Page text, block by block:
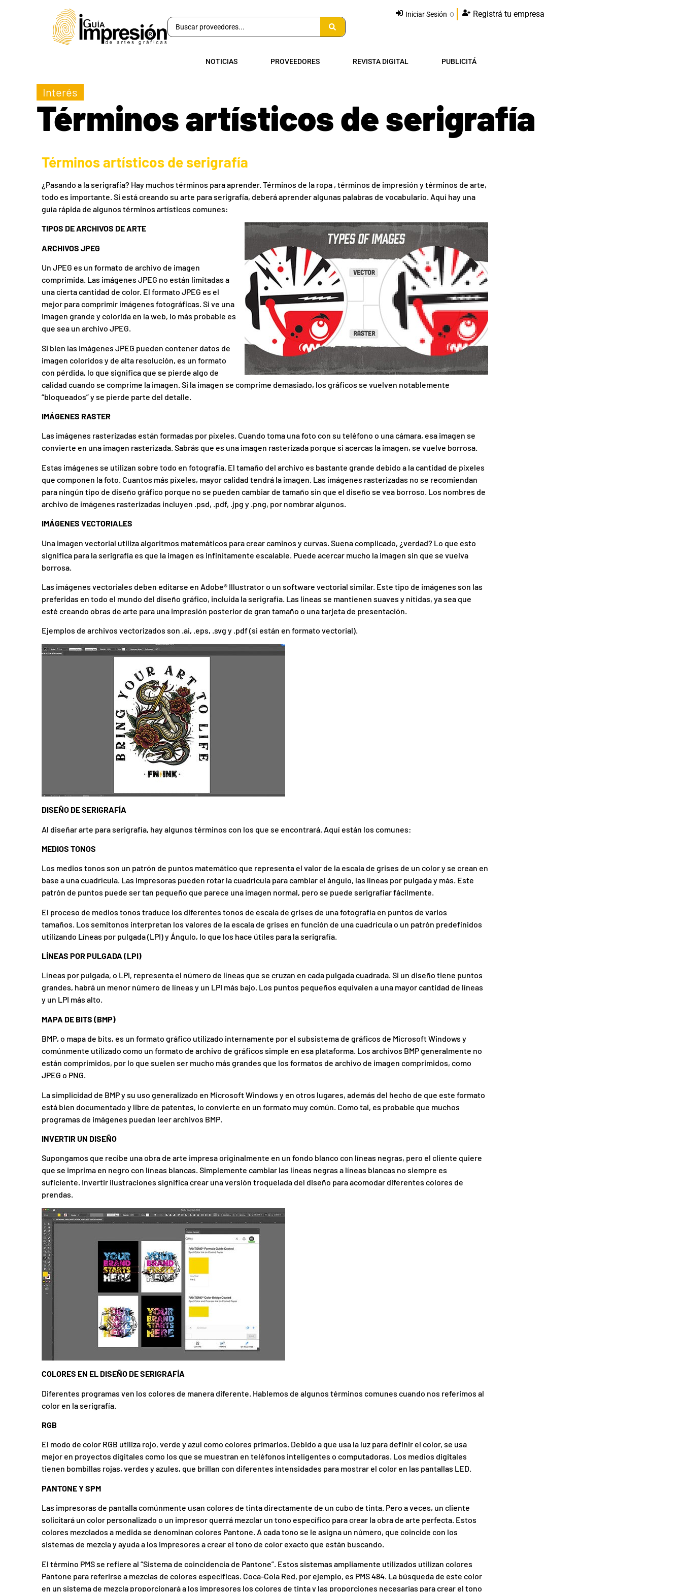
Iniciar Sesión o Registrá tu empresa
NOTICIAS PROVEEDORES REVISTA DIGITAL PUBLICITÁ
Interés
Términos artísticos de serigrafía
Términos artísticos de serigrafía
¿Pasando a la serigrafía? Hay muchos términos para aprender. Términos de la ropa , términos de impresión y términos de arte,
todo es importante. Si está creando su arte para serigrafía, deberá aprender algunas palabras de vocabulario. Aquí hay una
guía rápida de algunos términos artísticos comunes:
TIPOS DE ARCHIVOS DE ARTE
ARCHIVOS JPEG
Un JPEG es un formato de archivo de imagen
comprimida. Las imágenes JPEG no están limitadas a
una cierta cantidad de color. El formato JPEG es el
mejor para comprimir imágenes fotográficas. Si ve una
imagen grande y colorida en la web, lo más probable es
que sea un archivo JPEG.
Si bien las imágenes JPEG pueden contener datos de
imagen coloridos y de alta resolución, es un formato
con pérdida, lo que significa que se pierde algo de
calidad cuando se comprime la imagen. Si la imagen se comprime demasiado, los gráficos se vuelven notablemente
“bloqueados” y se pierde parte del detalle.
IMÁGENES RASTER
Las imágenes rasterizadas están formadas por píxeles. Cuando toma una foto con su teléfono o una cámara, esa imagen se
convierte en una imagen rasterizada. Sabrás que es una imagen rasterizada porque si acercas la imagen, se vuelve borrosa.
Estas imágenes se utilizan sobre todo en fotografía. El tamaño del archivo es bastante grande debido a la cantidad de píxeles
que componen la foto. Cuantos más píxeles, mayor calidad tendrá la imagen. Las imágenes rasterizadas no se recomiendan
para ningún tipo de diseño gráfico porque no se pueden cambiar de tamaño sin que el diseño se vea borroso. Los nombres de
archivo de imágenes rasterizadas incluyen .psd, .pdf, .jpg y .png, por nombrar algunos.
IMÁGENES VECTORIALES
Una imagen vectorial utiliza algoritmos matemáticos para crear caminos y curvas. Suena complicado, ¿verdad? Lo que esto
significa para la serigrafía es que la imagen es infinitamente escalable. Puede acercar mucho la imagen sin que se vuelva
borrosa.
Las imágenes vectoriales deben editarse en Adobe® Illustrator o un software vectorial similar. Este tipo de imágenes son las
preferidas en todo el mundo del diseño gráfico, incluida la serigrafía. Las líneas se mantienen suaves y nítidas, ya sea que
esté creando obras de arte para una impresión posterior de gran tamaño o una tarjeta de presentación.
Ejemplos de archivos vectorizados son .ai, .eps, .svg y .pdf (si están en formato vectorial).
DISEÑO DE SERIGRAFÍA
Al diseñar arte para serigrafía, hay algunos términos con los que se encontrará. Aquí están los comunes:
MEDIOS TONOS
Los medios tonos son un patrón de puntos matemático que representa el valor de la escala de grises de un color y se crean en
base a una cuadrícula. Las impresoras pueden rotar la cuadrícula para cambiar el ángulo, las líneas por pulgada y más. Este
patrón de puntos puede ser tan pequeño que parece una imagen normal, pero se puede serigrafiar fácilmente.
El proceso de medios tonos traduce los diferentes tonos de escala de grises de una fotografía en puntos de varios
tamaños. Los semitonos interpretan los valores de la escala de grises en función de una cuadrícula o un patrón predefinidos
utilizando Líneas por pulgada (LPI) y Ángulo, lo que los hace útiles para la serigrafía.
LÍNEAS POR PULGADA (LPI)
Líneas por pulgada, o LPI, representa el número de líneas que se cruzan en cada pulgada cuadrada. Si un diseño tiene puntos
grandes, habrá un menor número de líneas y un LPI más bajo. Los puntos pequeños equivalen a una mayor cantidad de líneas
y un LPI más alto.
MAPA DE BITS (BMP)
BMP, o mapa de bits, es un formato gráfico utilizado internamente por el subsistema de gráficos de Microsoft Windows y
comúnmente utilizado como un formato de archivo de gráficos simple en esa plataforma. Los archivos BMP generalmente no
están comprimidos, por lo que suelen ser mucho más grandes que los formatos de archivo de imagen comprimidos, como
JPEG o PNG.
La simplicidad de BMP y su uso generalizado en Microsoft Windows y en otros lugares, además del hecho de que este formato
está bien documentado y libre de patentes, lo convierte en un formato muy común. Como tal, es probable que muchos
programas de imágenes puedan leer archivos BMP.
INVERTIR UN DISEÑO
Supongamos que recibe una obra de arte impresa originalmente en un fondo blanco con líneas negras, pero el cliente quiere
que se imprima en negro con líneas blancas. Simplemente cambiar las líneas negras a líneas blancas no siempre es
suficiente. Invertir ilustraciones significa crear una versión troquelada del diseño para acomodar diferentes colores de
prendas.
COLORES EN EL DISEÑO DE SERIGRAFÍA
Diferentes programas ven los colores de manera diferente. Hablemos de algunos términos comunes cuando nos referimos al
color en la serigrafía.
RGB
El modo de color RGB utiliza rojo, verde y azul como colores primarios. Debido a que usa la luz para definir el color, se usa
mejor en proyectos digitales como los que se muestran en teléfonos inteligentes o computadoras. Los medios digitales
tienen bombillas rojas, verdes y azules, que brillan con diferentes intensidades para mostrar el color en las pantallas LED.
PANTONE Y SPM
Las impresoras de pantalla comúnmente usan colores de tinta directamente de un cubo de tinta. Pero a veces, un cliente
solicitará un color personalizado o un impresor querrá mezclar un tono específico para crear la obra de arte perfecta. Estos
colores mezclados a medida se denominan colores Pantone. A cada tono se le asigna un número, que coincide con los
sistemas de mezcla y ayuda a los impresores a crear el tono de color exacto que están buscando.
El término PMS se refiere al “Sistema de coincidencia de Pantone”. Estos sistemas ampliamente utilizados utilizan colores
Pantone para referirse a mezclas de colores específicas. Coca-Cola Red, por ejemplo, es PMS 484. La búsqueda de este color
en un sistema de mezcla proporcionará a los impresores los colores de tinta y las proporciones necesarias para crear el tono